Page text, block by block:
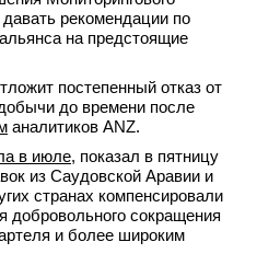
рекомендации по
на предстоящие
постепенный отказ от
до времени после
аналитиков ANZ.
в июле, показал в пятницу
из Саудовской Аравии и
странах компенсировали
сокращения
и более широким